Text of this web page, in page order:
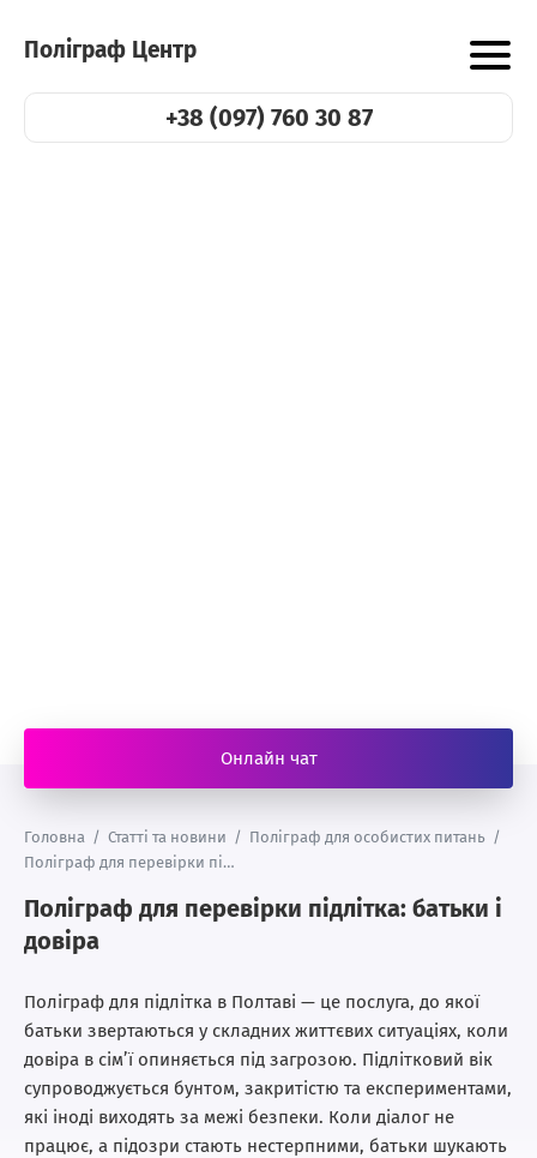
Поліграф Центр
+38 (097) 760 30 87
Онлайн чат
Головна / Статті та новини / Поліграф для особистих питань /
Поліграф для перевірки підлітка: батьки і довіра
Поліграф для перевірки підлітка: батьки і
довіра
Поліграф для підлітка в Полтаві — це послуга, до якої
батьки звертаються у складних життєвих ситуаціях, коли
довіра в сім’ї опиняється під загрозою. Підлітковий вік
супроводжується бунтом, закритістю та експериментами,
які іноді виходять за межі безпеки. Коли діалог не
працює, а підозри стають нестерпними, батьки шукають